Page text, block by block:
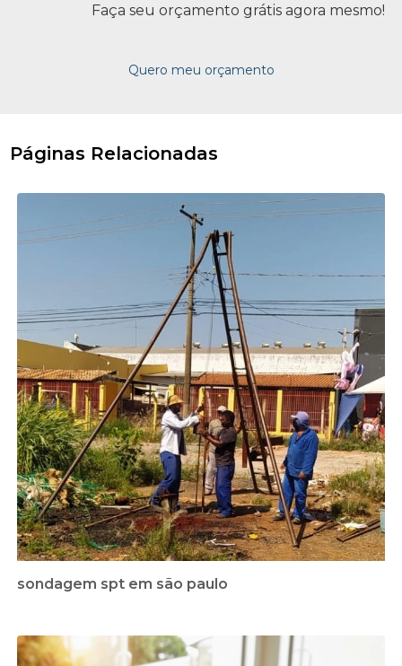
Faça seu orçamento grátis agora mesmo!
Quero meu orçamento
Páginas Relacionadas
sondagem spt em são paulo